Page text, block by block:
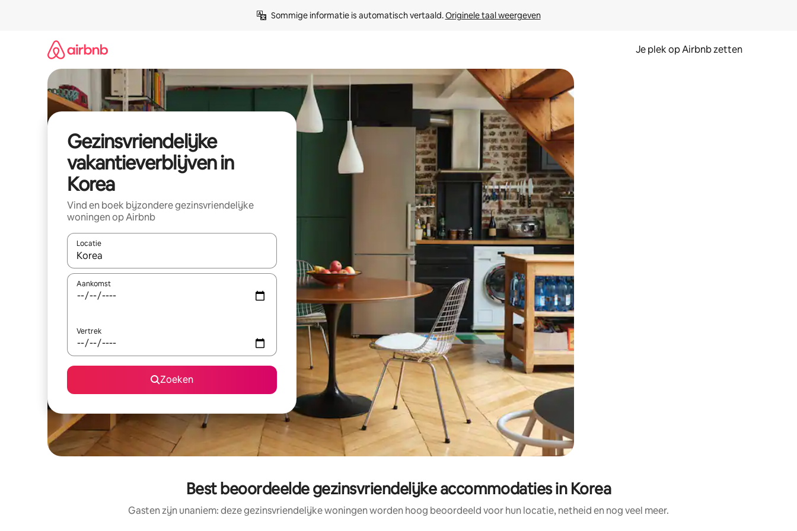
Sommige informatie is automatisch vertaald. Originele taal weergeven
Je plek op Airbnb zetten
Gezinsvriendelijke
vakantieverblijven in
Korea
Vind en boek bijzondere gezinsvriendelijke
woningen op Airbnb
Locatie
Wanneer er resultaten beschikbaar zijn, maak je een keuze met je de pijltjestoetsen omhoog en omlaag, óf door te tikken of swipen.
Aankomst
Vertrek
Zoeken
Best beoordeelde gezinsvriendelijke accommodaties in Korea
Gasten zijn unaniem: deze gezinsvriendelijke woningen worden hoog beoordeeld voor hun locatie, netheid en nog veel meer.